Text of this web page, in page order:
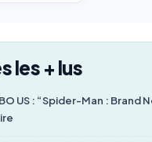
les + lus
BO US : “Spider-Man : Brand